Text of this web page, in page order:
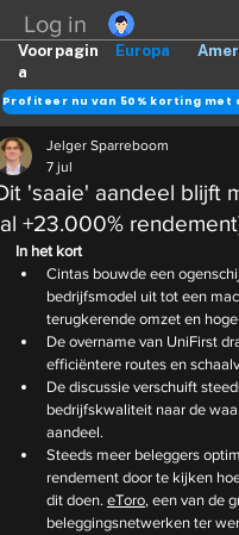
Log in
Europa
Voorpagin
a
'saaie' aandeel blijft
+23.000%
Jelger Sparreboom
7 jul
In het kort
Cintas bouwde een
bedrijfsmodel uit tot een
terugkerende omzet en
De overname van UniFirst
efficiëntere routes en
De discussie verschuift
bedrijfskwaliteit naar de
aandeel.
Steeds meer beleggers
rendement door te kijken
dit doen. eToro, een van de
beleggingsnetwerken ter